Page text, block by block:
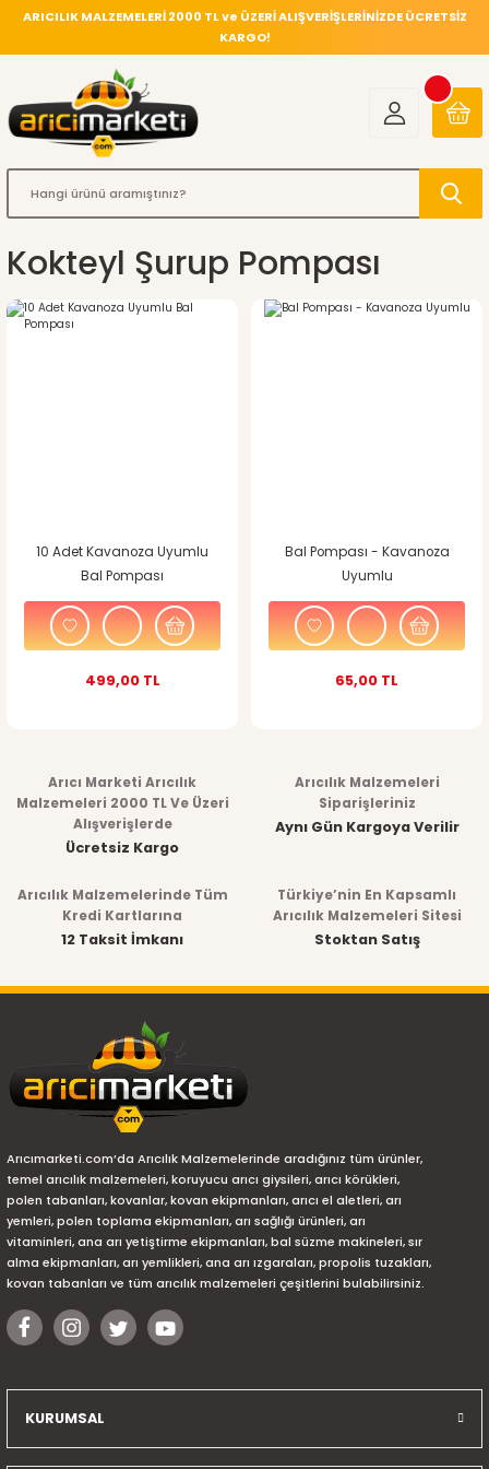
ARICILIK MALZEMELERİ 2000 TL ve ÜZERİ ALIŞVERİŞLERİNİZDE ÜCRETSİZ
KARGO!
Kokteyl Şurup Pompası
10 Adet Kavanoza Uyumlu
Bal Pompası
499,00 TL
Bal Pompası - Kavanoza
Uyumlu
65,00 TL
Arıcı Marketi Arıcılık
Malzemeleri 2000 TL Ve Üzeri
Alışverişlerde
Ücretsiz Kargo
Arıcılık Malzemeleri
Siparişleriniz
Aynı Gün Kargoya Verilir
Arıcılık Malzemelerinde Tüm
Kredi Kartlarına
12 Taksit İmkanı
Türkiye’nin En Kapsamlı
Arıcılık Malzemeleri Sitesi
Stoktan Satış
Arıcımarketi.com’da Arıcılık Malzemelerinde aradığınız tüm ürünler,
temel arıcılık malzemeleri, koruyucu arıcı giysileri, arıcı körükleri,
polen tabanları, kovanlar, kovan ekipmanları, arıcı el aletleri, arı
yemleri, polen toplama ekipmanları, arı sağlığı ürünleri, arı
vitaminleri, ana arı yetiştirme ekipmanları, bal süzme makineleri, sır
alma ekipmanları, arı yemlikleri, ana arı ızgaraları, propolis tuzakları,
kovan tabanları ve tüm arıcılık malzemeleri çeşitlerini bulabilirsiniz.
KURUMSAL